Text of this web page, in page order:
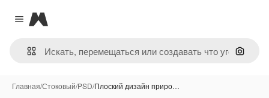
Close menu
Magnific
Поиск
Главная/Стоковый/PSD/Плоский дизайн приро…